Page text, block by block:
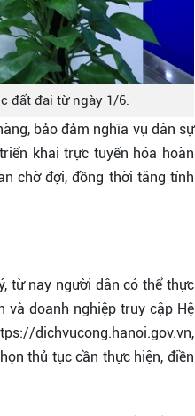
đất đai từ ngày 1/6.
bảo đảm nghĩa vụ dân sự
khai trực tuyến hóa hoàn
chờ đợi, đồng thời tăng tính
từ nay người dân có thể thực
và doanh nghiệp truy cập Hệ
dichvucong.hanoi.gov.vn,
thủ tục cần thực hiện, điền